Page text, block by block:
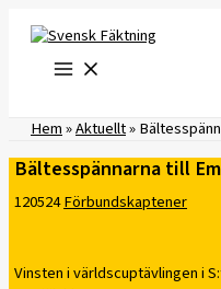
innehåll
Hem»Aktuellt»
Bältesspännarna till
120524Förbundskaptener
Vinsten i världscuptävlingen i